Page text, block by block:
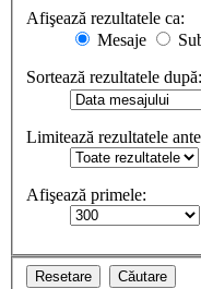
Afişează rezultatele ca:
Mesaje
Sortează rezultatele după:
Limitează rezultatele
Afişează primele: